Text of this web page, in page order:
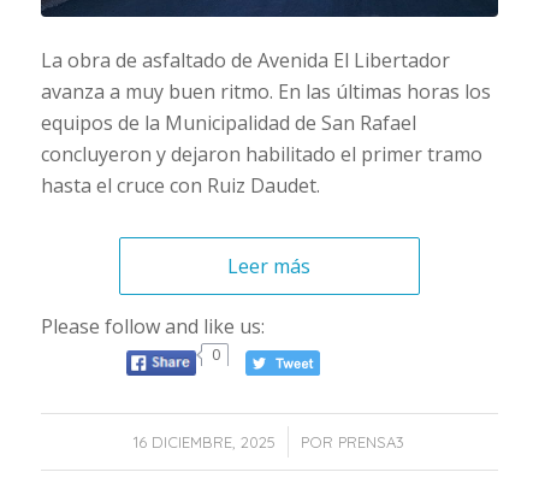
La obra de asfaltado de Avenida El Libertador
avanza a muy buen ritmo. En las últimas horas los
equipos de la Municipalidad de San Rafael
concluyeron y dejaron habilitado el primer tramo
hasta el cruce con Ruiz Daudet.
Leer más
Please follow and like us:
0
16 DICIEMBRE, 2025
/ POR PRENSA3